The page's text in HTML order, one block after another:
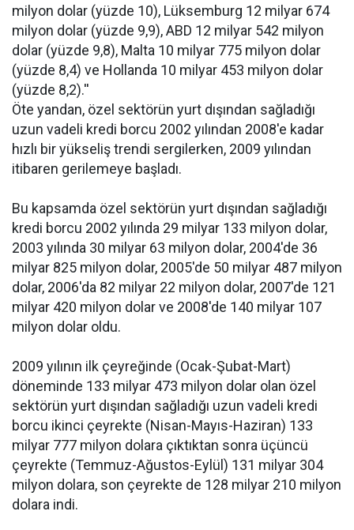
milyon dolar (yüzde 10), Lüksemburg 12 milyar 674
milyon dolar (yüzde 9,9), ABD 12 milyar 542 milyon
dolar (yüzde 9,8), Malta 10 milyar 775 milyon dolar
(yüzde 8,4) ve Hollanda 10 milyar 453 milyon dolar
(yüzde 8,2).''
Öte yandan, özel sektörün yurt dışından sağladığı
uzun vadeli kredi borcu 2002 yılından 2008'e kadar
hızlı bir yükseliş trendi sergilerken, 2009 yılından
itibaren gerilemeye başladı.
Bu kapsamda özel sektörün yurt dışından sağladığı
kredi borcu 2002 yılında 29 milyar 133 milyon dolar,
2003 yılında 30 milyar 63 milyon dolar, 2004'de 36
milyar 825 milyon dolar, 2005'de 50 milyar 487 milyon
dolar, 2006'da 82 milyar 22 milyon dolar, 2007'de 121
milyar 420 milyon dolar ve 2008'de 140 milyar 107
milyon dolar oldu.
2009 yılının ilk çeyreğinde (Ocak-Şubat-Mart)
döneminde 133 milyar 473 milyon dolar olan özel
sektörün yurt dışından sağladığı uzun vadeli kredi
borcu ikinci çeyrekte (Nisan-Mayıs-Haziran) 133
milyar 777 milyon dolara çıktıktan sonra üçüncü
çeyrekte (Temmuz-Ağustos-Eylül) 131 milyar 304
milyon dolara, son çeyrekte de 128 milyar 210 milyon
dolara indi.